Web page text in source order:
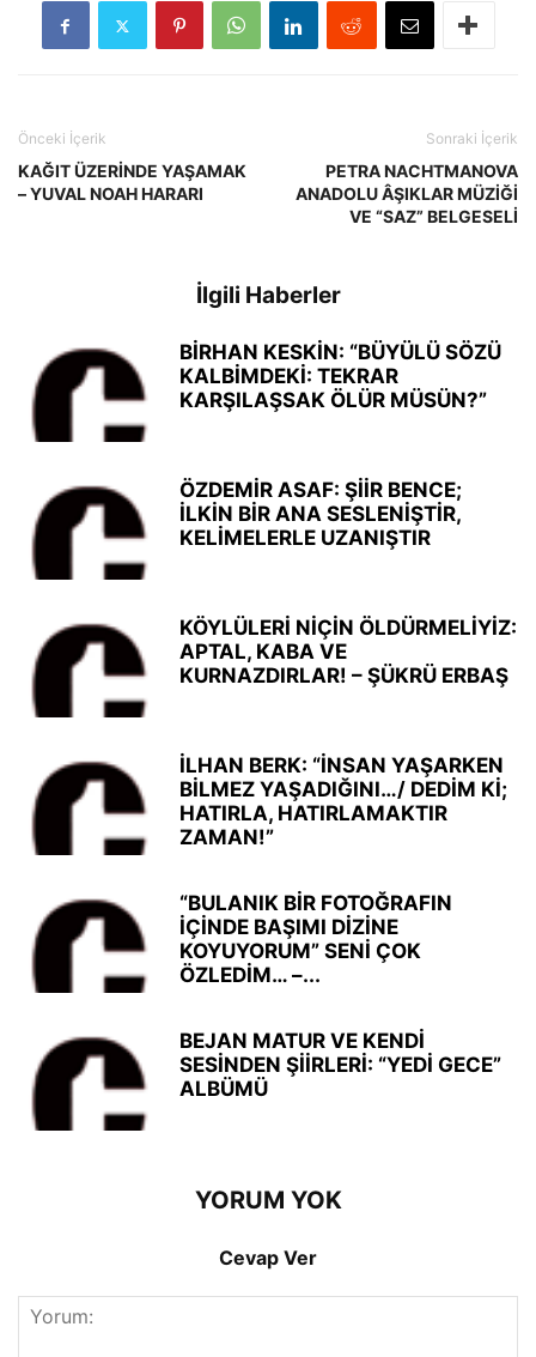
Önceki İçerik
KAĞIT ÜZERİNDE YAŞAMAK
– YUVAL NOAH HARARI
Sonraki İçerik
PETRA NACHTMANOVA
ANADOLU ÂŞIKLAR MÜZİĞİ
VE “SAZ” BELGESELİ
İlgili Haberler
BİRHAN KESKİN: “BÜYÜLÜ SÖZÜ
KALBİMDEKİ: TEKRAR
KARŞILAŞSAK ÖLÜR MÜSÜN?”
ÖZDEMİR ASAF: ŞİİR BENCE;
İLKİN BİR ANA SESLENİŞTİR,
KELİMELERLE UZANIŞTIR
KÖYLÜLERİ NİÇİN ÖLDÜRMELİYİZ:
APTAL, KABA VE
KURNAZDIRLAR! – ŞÜKRÜ ERBAŞ
İLHAN BERK: “İNSAN YAŞARKEN
BİLMEZ YAŞADIĞINI…/ DEDİM Kİ;
HATIRLA, HATIRLAMAKTIR
ZAMAN!”
“BULANIK BİR FOTOĞRAFIN
İÇİNDE BAŞIMI DİZİNE
KOYUYORUM” SENİ ÇOK
ÖZLEDİM… –...
BEJAN MATUR VE KENDİ
SESİNDEN ŞİİRLERİ: “YEDİ GECE”
ALBÜMÜ
YORUM YOK
Cevap Ver